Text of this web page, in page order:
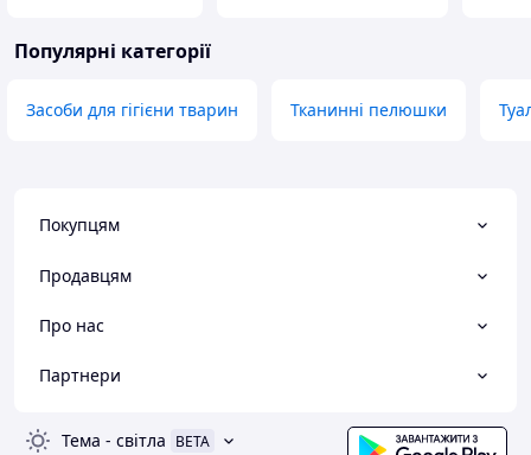
Популярні категорії
Засоби для гігієни тварин Тканинні пелюшки
Покупцям
Продавцям
Про нас
Партнери
Тема - світла BETA